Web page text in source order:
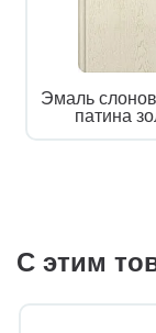
Эмаль
патина
С этим